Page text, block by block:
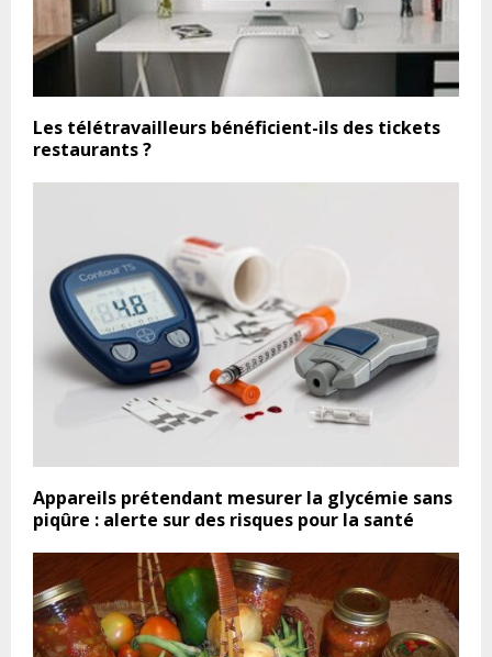
Les télétravailleurs bénéficient-ils des tickets
restaurants ?
Appareils prétendant mesurer la glycémie sans
piqûre : alerte sur des risques pour la santé